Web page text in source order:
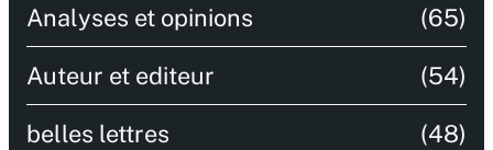
Analyses et opinions (65)
Auteur et editeur (54)
belles lettres (48)